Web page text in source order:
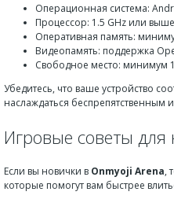
Операционная система:
Процессор: 1.5 GHz или
Оперативная память:
Видеопамять: поддержка
Свободное место: минимум
Убедитесь, что ваше устройство
наслаждаться беспрепятственным
Игровые советы
Если вы новички в Onmyoji Arena,
которые помогут вам быстрее